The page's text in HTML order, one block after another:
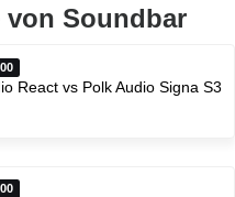
von Soundbar
React vs Polk Audio Signa S3